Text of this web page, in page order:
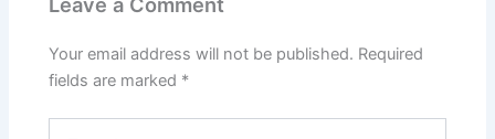
Your email address will not be published. Required
fields are marked *